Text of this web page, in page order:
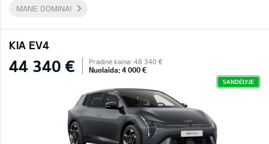
MANE DOMINA!
KIA EV4
44 340 € Pradinė kaina: 48 340 €
Nuolaida: 4 000 €
SANDĖLYJE